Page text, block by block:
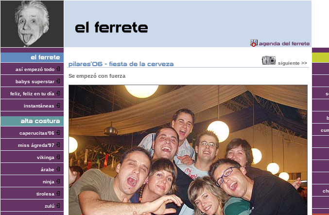
así empezó todo
babys superstar
feliz, feliz en tu día
instantáneas
caperucitas'06
miss ágreda'97
vikinga
árabe
ninja
tirolesa
zulú
siguiente >>
Se empezó con fuerza